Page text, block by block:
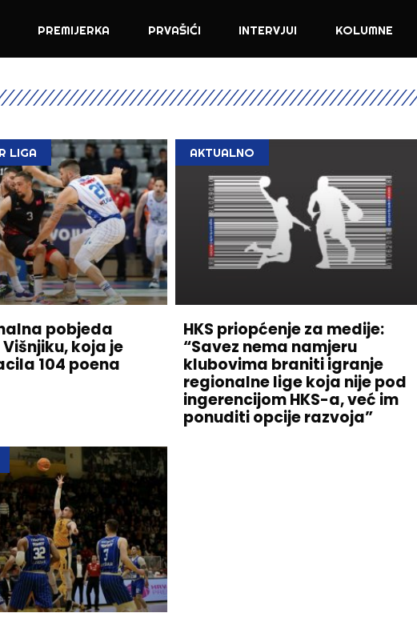
PREMIJERKA PRVAŠIĆI INTERVJUI KOLUMNE
LIGA
pobjeda
koja je
104 poena
AKTUALNO
HKS priopćenje za medije:
“Savez nema namjeru
klubovima braniti igranje
regionalne lige koja nije pod
ingerencijom HKS-a, već im
ponuditi opcije razvoja”